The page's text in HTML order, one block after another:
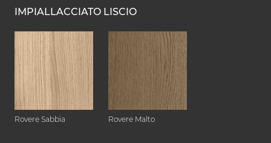
IMPIALLACCIATO LISCIO
Rovere Sabbia Rovere Malto